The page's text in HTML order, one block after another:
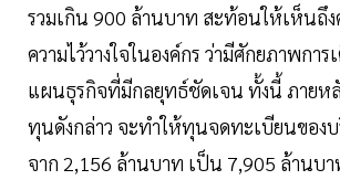
รวมเกิน 900 ล้านบาท สะท้อนให้เห็นถึ
ความไว้วางใจในองค์กร ว่ามีศักยภาพการ
แผนธุรกิจที่มีกลยุทธ์ชัดเจน ทั้งนี้ ภายหลั
ทุนดังกล่าว จะทำให้ทุนจดทะเบียนของ
จาก 2,156 ล้านบาท เป็น 7,905 ล้านบ